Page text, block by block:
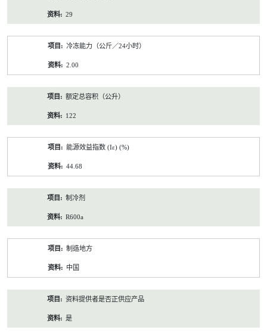
29
冷冻能力（公斤／24小时）
2.00
额定总容积（公升）
122
能源效益指数 (Iε) (%)
44.68
制冷剂
R600a
制造地方
中国
资料提供者是否正供应产品
是